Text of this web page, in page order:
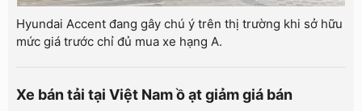
Hyundai Accent đang gây chú ý trên thị trường khi sở hữu
mức giá trước chỉ đủ mua xe hạng A.
Xe bán tải tại Việt Nam ồ ạt giảm giá bán